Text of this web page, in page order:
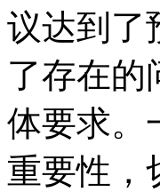
议达到了
了存在的
体要求。
重要性，